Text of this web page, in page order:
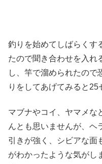
釣りを始めてしばらくす
たので聞き合わせを入れ
し、竿で溜められたので
りをしてあげてみると25
マブナやコイ、ヤマメな
んとも思いませんが、ヘ
引きが強く、シビアな面
がわかったような気がし